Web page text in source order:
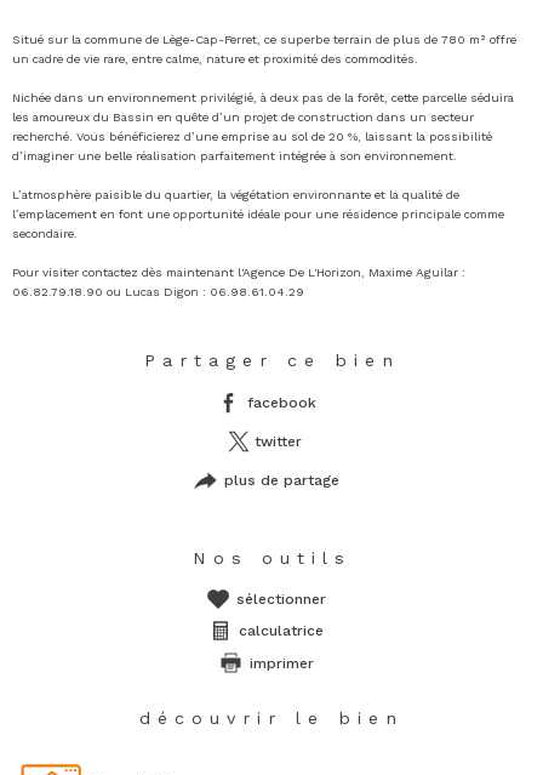
Situé sur la commune de Lège-Cap-Ferret, ce superbe terrain de plus de 780 m² offre
un cadre de vie rare, entre calme, nature et proximité des commodités.
Nichée dans un environnement privilégié, à deux pas de la forêt, cette parcelle séduira
les amoureux du Bassin en quête d’un projet de construction dans un secteur
recherché. Vous bénéficierez d’une emprise au sol de 20 %, laissant la possibilité
d’imaginer une belle réalisation parfaitement intégrée à son environnement.
L’atmosphère paisible du quartier, la végétation environnante et la qualité de
l’emplacement en font une opportunité idéale pour une résidence principale comme
secondaire.
Pour visiter contactez dès maintenant l'Agence De L'Horizon, Maxime Aguilar :
06.82.79.18.90 ou Lucas Digon : 06.98.61.04.29
Partager ce bien
facebook
twitter
plus de partage
Nos outils
sélectionner
calculatrice
imprimer
découvrir le bien